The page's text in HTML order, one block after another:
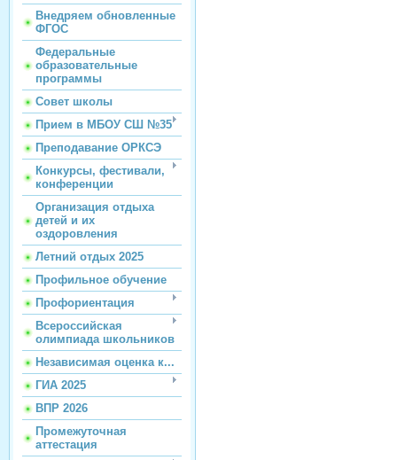
Внедряем обновленные
ФГОС
Федеральные
образовательные
программы
Совет школы
Прием в МБОУ СШ №35
Преподавание ОРКСЭ
Конкурсы, фестивали,
конференции
Организация отдыха
детей и их
оздоровления
Летний отдых 2025
Профильное обучение
Профориентация
Всероссийская
олимпиада школьников
Независимая оценка к...
ГИА 2025
ВПР 2026
Промежуточная
аттестация